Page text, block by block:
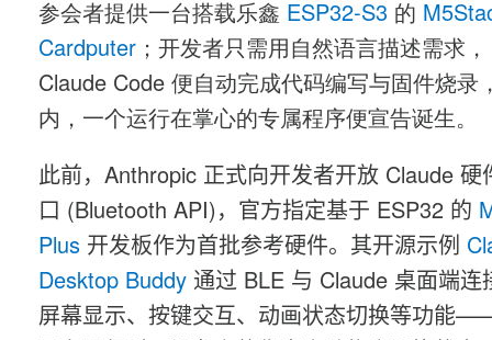
参会者提供一台搭载乐鑫 ESP32-S3 的
Cardputer ；开发者只需用自然语言描述需求，
Claude Code 便自动完成代码编写与固件烧录
内，一个运行在掌心的专属程序便宣告诞生。
此前， Anthropic 正式向开发者开放 Claude 硬
口 (Bluetooth API) ， 官方指定基于 ESP32 的
Plus 开发板作为首批参考硬件。 其开源示例 Cl
Desktop Buddy 通过 BLE 与 Claude 桌面端连
屏幕显示、按键交互、动画状态切换等功能